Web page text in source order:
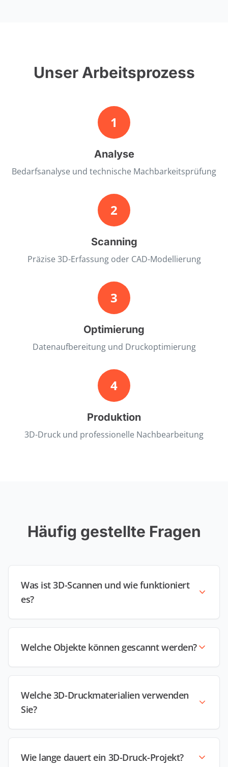
Unser Arbeitsprozess
1
Analyse
Bedarfsanalyse und technische Machbarkeitsprüfung
2
Scanning
Präzise 3D-Erfassung oder CAD-Modellierung
3
Optimierung
Datenaufbereitung und Druckoptimierung
4
Produktion
3D-Druck und professionelle Nachbearbeitung
Häufig gestellte Fragen
Was ist 3D-Scannen und wie funktioniert
es?
Welche Objekte können gescannt werden?
Welche 3D-Druckmaterialien verwenden
Sie?
Wie lange dauert ein 3D-Druck-Projekt?